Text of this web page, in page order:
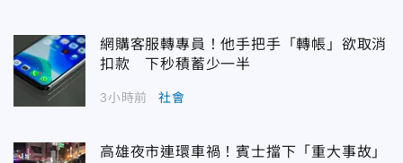
網購客服轉專員！他手把手「轉帳」欲取消
扣款 下秒積蓄少一半
3小時前 社會
高雄夜市連環車禍！賓士擋下「重大事故」